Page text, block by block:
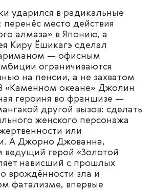
ударился в радикальные
место действия
алмаза» в Японию, а
Киру Ёшикагэ сделал
— офисным
ограничиваются
на пенсии, а не захватом
«Каменном океане» Джолин
героиня во франшизе —
другой вызов: сделать
женского персонажа
или
А Джорно Джованна,
герой «Золотой
нависший с прошлых
врождённости зла и
фатализме, впервые